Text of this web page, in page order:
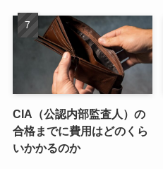
CIA（公認内部監査人）の
合格までに費用はどのくら
いかかるのか